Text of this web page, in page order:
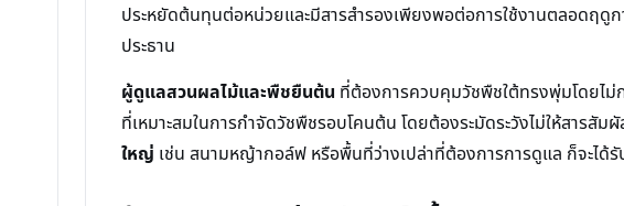
ประหยัดต้นทุนต่อหน่วยและมีสารสำรองเพียงพอต่อการใช้งานตลอดฤดู
ประธาน
ผู้ดูแลสวนผลไม้และพืชยืนต้น ที่ต้องการควบคุมวัชพืชใต้ทรงพุ่มโดยไ
ที่เหมาะสมในการกำจัดวัชพืชรอบโคนต้น โดยต้องระมัดระวังไม่ให้สารสั
ใหญ่ เช่น สนามหญ้ากอล์ฟ หรือพื้นที่ว่างเปล่าที่ต้องการการดูแล ก็จะได้